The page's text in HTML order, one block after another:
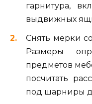
гарнитура,
выдвижных
Снять мерки
Размеры
предметов
посчитать
под шарниры